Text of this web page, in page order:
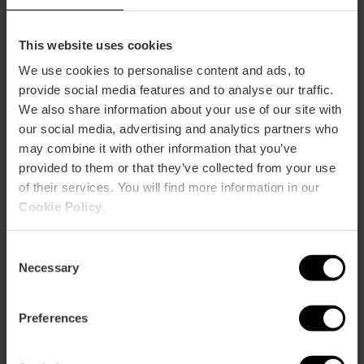
This website uses cookies
We use cookies to personalise content and ads, to
provide social media features and to analyse our traffic.
We also share information about your use of our site with
our social media, advertising and analytics partners who
may combine it with other information that you’ve
provided to them or that they’ve collected from your use
of their services. You will find more information in our
Cookie Policy
Selection
Necessary
Preferences
Cómo llegar
Bus
4,6,8,9,10,11,19, 32,62,70,71,81
Calle Embajador Vich, 15 46002 València